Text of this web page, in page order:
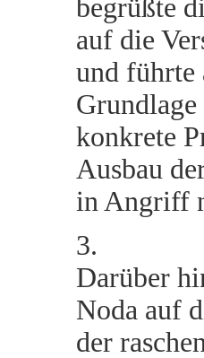
begrüßte
auf die
und führte
konkrete
Ausbau
in Angriff
3.
Darüber
Noda auf
der